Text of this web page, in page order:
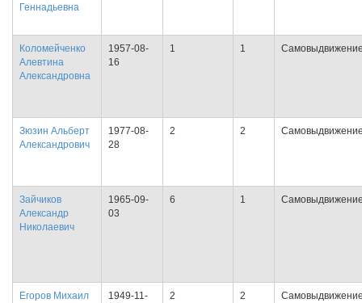
Геннадьевна
Коломейченко
Алевтина
Александровна
1957-08-
16
1 1
Зюзин Альберт
Александрович
1977-08-
28
2 2
Зайчиков
Александр
Николаевич
1965-09-
03
6 1
Егоров Михаил
1949-11-
2 2